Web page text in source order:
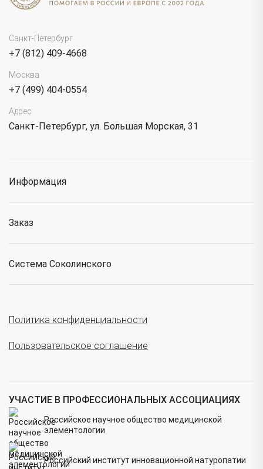
Санкт-Петербург
+7 (812) 409-4668
Москва
+7 (499) 404-0554
Адрес
Санкт-Петербург, ул. Большая Морская, 31
Информация
Заказ
Система Соколинского
Политика конфиденциальности
Пользовательское соглашение
УЧАСТИЕ В ПРОФЕССИОНАЛЬНЫХ АССОЦИАЦИЯХ
Российское научное общество медицинской
элементологии
Российский институт инновационной натуропатии